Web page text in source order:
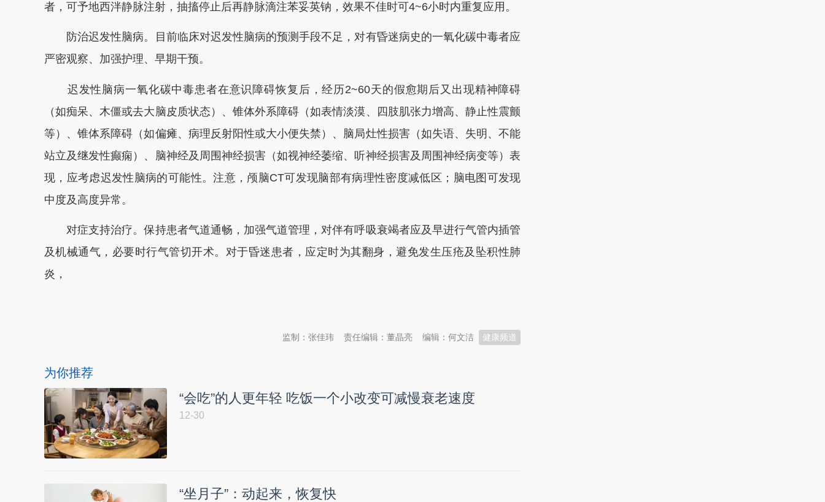
者，可予地西泮静脉注射，抽搐停止后再静脉滴注苯妥英钠，效果不佳时可4~6小时内重复应用。
防治迟发性脑病。目前临床对迟发性脑病的预测手段不足，对有昏迷病史的一氧化碳中毒者应
严密观察、加强护理、早期干预。
迟发性脑病一氧化碳中毒患者在意识障碍恢复后，经历2~60天的假愈期后又出现精神障碍
（如痴呆、木僵或去大脑皮质状态）、锥体外系障碍（如表情淡漠、四肢肌张力增高、静止性震颤
等）、锥体系障碍（如偏瘫、病理反射阳性或大小便失禁）、脑局灶性损害（如失语、失明、不能
站立及继发性癫痫）、脑神经及周围神经损害（如视神经萎缩、听神经损害及周围神经病变等）表
现，应考虑迟发性脑病的可能性。注意，颅脑CT可发现脑部有病理性密度减低区；脑电图可发现
中度及高度异常。
对症支持治疗。保持患者气道通畅，加强气道管理，对伴有呼吸衰竭者应及早进行气管内插管
及机械通气，必要时行气管切开术。对于昏迷患者，应定时为其翻身，避免发生压疮及坠积性肺
炎，
健康频道
编辑：何文洁
责任编辑：董晶亮
监制：张佳玮
为你推荐
“会吃”的人更年轻 吃饭一个小改变可减慢衰老速度
12-30
“坐月子”：动起来，恢复快